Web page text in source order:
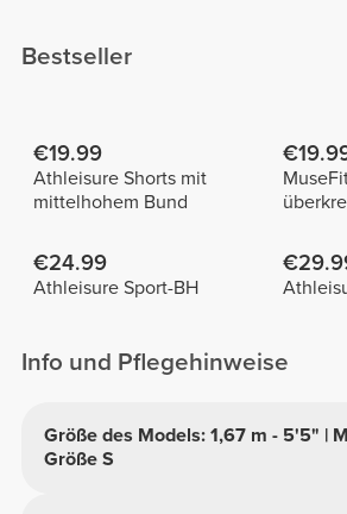
Bestseller
€19.99
Athleisure Shorts mit
mittelhohem Bund
€24.99
Athleisure Sport-BH
Info und Pflegehinweise
Größe des Models: 1,67 m - 5'5" |
Größe S